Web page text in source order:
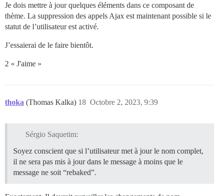
Je dois mettre à jour quelques éléments dans ce composant de
thème. La suppression des appels Ajax est maintenant possible si le
statut de l’utilisateur est activé.
J’essaierai de le faire bientôt.
2 « J'aime »
thoka (Thomas Kalka) Octobre 2, 2023, 9:39
18
Sérgio Saquetim:
Soyez conscient que si l’utilisateur met à jour le nom complet,
il ne sera pas mis à jour dans le message à moins que le
message ne soit “rebaked”.